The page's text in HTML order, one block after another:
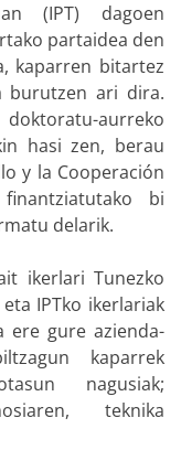
(IPT) dagoen
partaidea den
kaparren bitartez
burutzen ari dira.
aurreko
hasi zen, berau
y la Cooperación
finantziatutako bi
delarik.
ikerlari Tunezko
IPTko ikerlariak
ere gure azienda-
kaparrek
nagusiak;
teknika